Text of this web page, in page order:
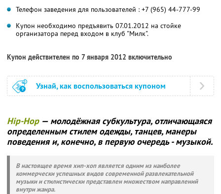
Телефон заведения для пользователей : +7 (965) 44-777-99
Купон необходимо предъявить 07.01.2012 на стойке
организатора перед входом в клуб "Милк".
Купон действителен по 7 января 2012 включительно
Узнай, как воспользоваться купоном
Нip-Нop— молодёжная субкультура, отличающаяся
определенным стилем одежды, танцев, манеры
поведения и, конечно, в первую очередь - музыкой.
В настоящее время хип-хоп является одним из наиболее
коммерчески успешных видов современной развлекательной
музыки и стилистически представлен множеством направлений
внутри жанра.